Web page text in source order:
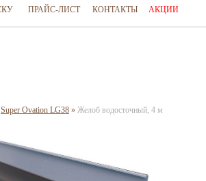
ПРАЙС-ЛИСТ КОНТАКТЫ АКЦИИ
Super Ovation LG38 » Желоб водосточный, 4 м